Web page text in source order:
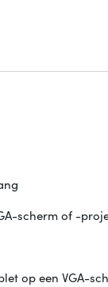
scherm of -
op een VGA-